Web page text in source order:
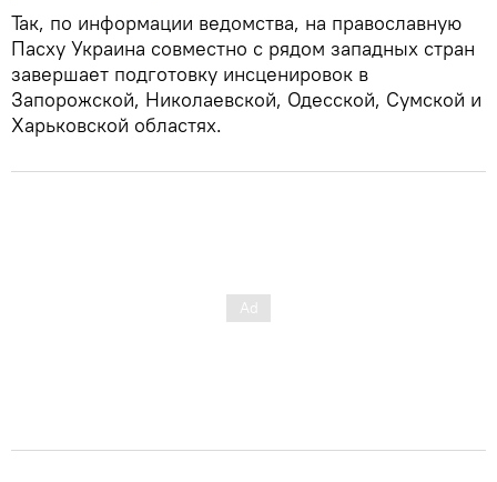
Так, по информации ведомства, на православную
Пасху Украина совместно с рядом западных стран
завершает подготовку инсценировок в
Запорожской, Николаевской, Одесской, Сумской и
Харьковской областях.